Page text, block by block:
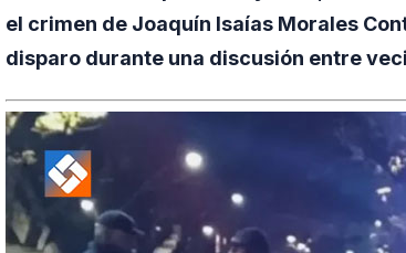
el crimen de Joaquín Isaías Morales
disparo durante una discusión entre